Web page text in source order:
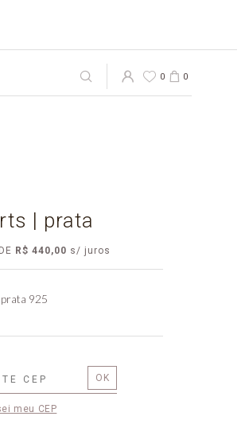
0 0
| prata
DE R$ 440,00
925
meu CEP